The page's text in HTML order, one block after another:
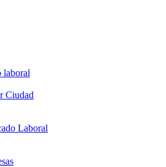
laboral
Ciudad
Laboral